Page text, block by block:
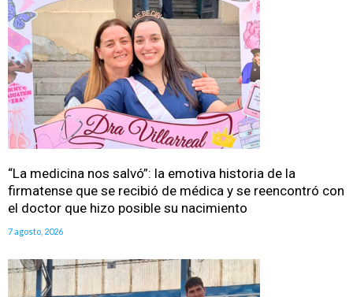
“La medicina nos salvó”: la emotiva historia de la
firmatense que se recibió de médica y se reencontró con
el doctor que hizo posible su nacimiento
7 agosto, 2026